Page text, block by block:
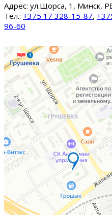
Адрес: ул.Щорса, 1, Минск,
Тел.: +375 17 328-15-87,
96-60